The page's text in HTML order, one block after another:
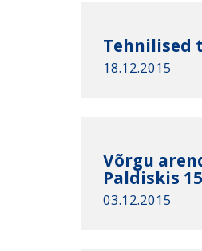
Tehnilised
18.12.2015
Võrgu
Paldiskis
03.12.2015